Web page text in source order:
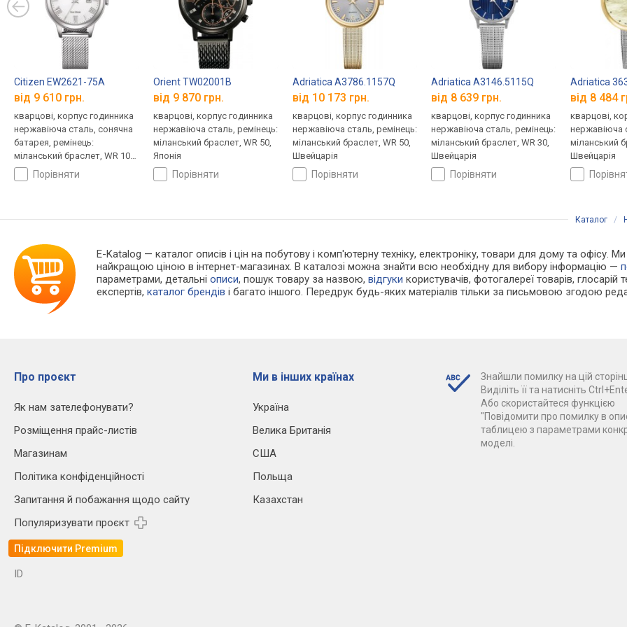
Citizen EW2621-75A
від 9 610 грн.
кварцові, корпус годинника
нержавіюча сталь, сонячна
батарея, ремінець:
міланський браслет, WR 100,
Японіяпорівняти
Orient TW02001B
від 9 870 грн.
кварцові, корпус годинника
нержавіюча сталь, ремінець:
міланський браслет, WR 50,
Японія
порівняти
Adriatica A3786.1157Q
від 10 173 грн.
кварцові, корпус годинника
нержавіюча сталь, ремінець:
міланський браслет, WR 50,
Швейцарія
порівняти
Adriatica A3146.5115Q
від 8 639 грн.
кварцові, корпус годинника
нержавіюча сталь, ремінець:
міланський браслет, WR 30,
Швейцарія
порівняти
Adriatica
від 8 484
кварцові,
нержавіюча
міланський
Швейцарія
Каталог /
E-Katalog — каталог описів і цін на побутову і комп'ютерну техніку, електроніку, товари для дому та офісу.
найкращою ціною в інтернет-магазинах. В каталозі можна знайти всю необхідну для вибору інформацію —
параметрами, детальніописи, пошук товару за назвою,відгуки користувачів, фотогалереї товарів, глосарій
експертів,каталог брендів і багато іншого. Передрук будь-яких матеріалів тільки за письмовою згодою
Про проєкт
Як нам зателефонувати?
Розміщення прайс-листів
Магазинам
Політика конфіденційності
Запитання й побажання щодо сайту
Популяризувати проєкт
Підключити Premium
Ми в інших країнах
Україна
Велика Британія
США
Польща
Казахстан
Знайшли помилку на цій
Виділіть її та натисніть
Або скористайтеся функцією
"Повідомити про помилку в
таблицею з параметрами
моделі.
ID